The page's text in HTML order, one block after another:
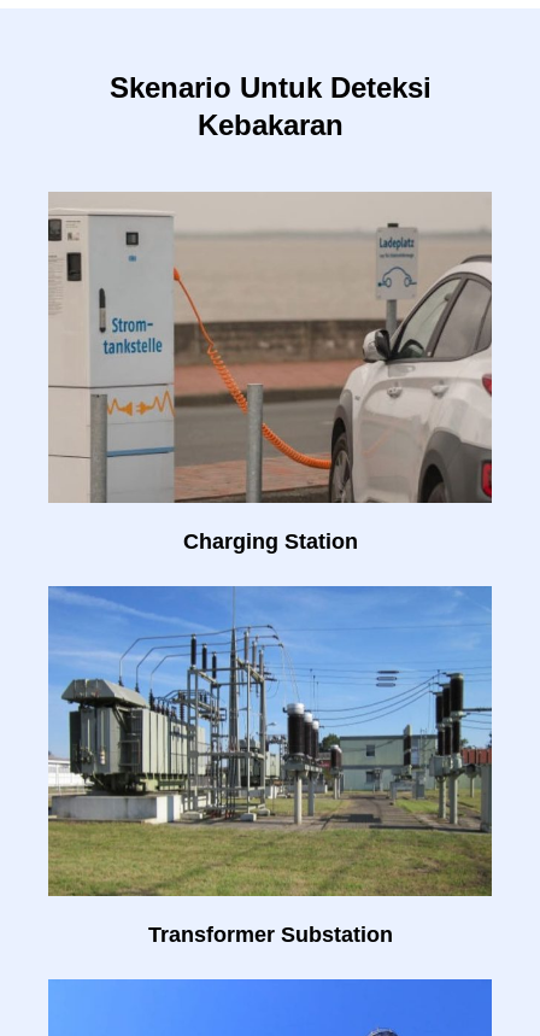
Skenario Untuk Deteksi
Kebakaran
Charging Station
Transformer Substation